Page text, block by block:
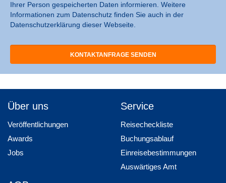
Ihrer Person gespeicherten Daten informieren. Weitere
Informationen zum Datenschutz finden Sie auch in der
Datenschutzerklärung dieser Webseite.
Über uns
Veröffentlichungen
Awards
Jobs
Service
Reisecheckliste
Buchungsablauf
Einreisebestimmungen
Auswärtiges Amt